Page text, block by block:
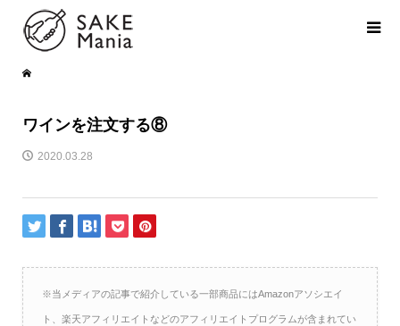
ワインを注文する⑧
2020.03.28
※当メディアの記事で紹介している一部商品にはAmazonアソシエイ
ト、楽天アフィリエイトなどのアフィリエイトプログラムが含まれてい